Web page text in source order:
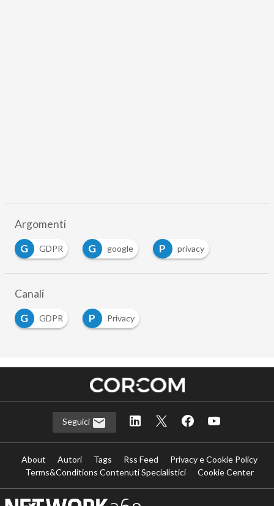
Argomenti
G
GDPR G google P privacy
Canali
G
GDPR P Privacy
Seguici
About Autori Tags Rss Feed
Privacy e Cookie Policy
Terms&Conditions Contenuti Specialistici
Cookie Center